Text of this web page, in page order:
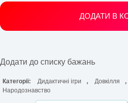
ДОДАТИ В
Додати до списку бажань
Категорії: Дидактичні ігри , Довкілля ,
Народознавство